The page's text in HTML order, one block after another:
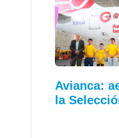
Avianca:
la